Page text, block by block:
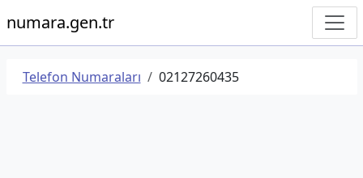
numara.gen.tr
Telefon Numaraları 02127260435